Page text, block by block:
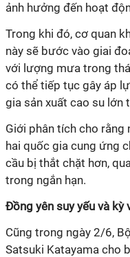
ảnh hưởng đến hoạt
Trong khi đó, cơ quan
này sẽ bước vào giai
với lượng mưa trong
có thể tiếp tục gây áp
gia sản xuất cao su lớn
Giới phân tích cho
hai quốc gia cung ứng
cầu bị thắt chặt hơn,
trong ngắn hạn.
Đồng yên suy yếu và kỳ
Cũng trong ngày 2/6,
Satsuki Katayama cho